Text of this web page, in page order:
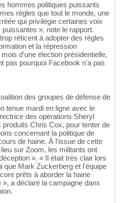
hommes politiques puissants
règles que tout le monde, une
qui privilégie certaines voix
», note le rapport.
réticent à adopter des règles
et la répression
d'une élection présidentielle,
pas pourquoi Facebook n'a pas
des groupes de défense de
tenue mardi en ligne avec le
des opérations Sheryl
produits Chris Cox, pour tenter de
concernant la politique de
de haine. À l'issue de cette
sur Zoom, les militants ont
». « Il était très clair lors
que Mark Zuckerberg et l'équipe
prêts à aborder la haine
a déclaré la campagne dans